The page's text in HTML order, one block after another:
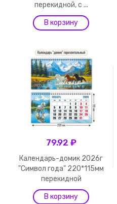
перекидной, с ...
79.92 ₽
Календарь-домик 2026г
"Символ года" 220*115мм
перекидной